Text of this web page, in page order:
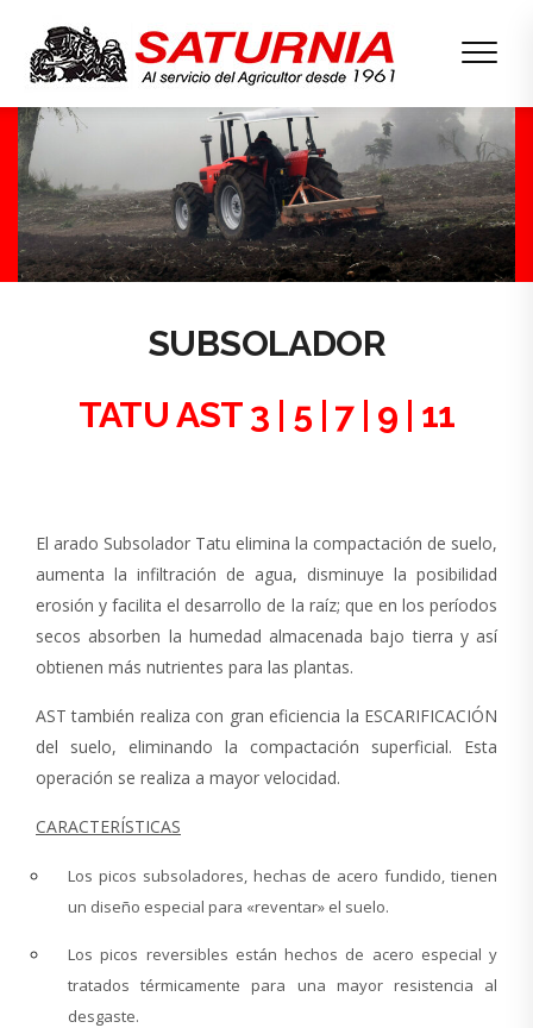
SUBSOLADOR
TATU AST 3 | 5 | 7 | 9 | 11
El arado Subsolador Tatu elimina la compactación de suelo,
aumenta la infiltración de agua, disminuye la posibilidad
erosión y facilita el desarrollo de la raíz; que en los períodos
secos absorben la humedad almacenada bajo tierra y así
obtienen más nutrientes para las plantas.
AST también realiza con gran eficiencia la ESCARIFICACIÓN
del suelo, eliminando la compactación superficial. Esta
operación se realiza a mayor velocidad.
CARACTERÍSTICAS
Los picos subsoladores, hechas de acero fundido, tienen
un diseño especial para «reventar» el suelo.
Los picos reversibles están hechos de acero especial y
tratados térmicamente para una mayor resistencia al
desgaste.